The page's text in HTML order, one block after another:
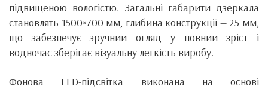
підвищеною вологістю. Загальні габарити дзеркала
становлять 1500×700 мм, глибина конструкції — 25 мм,
що забезпечує зручний огляд у повний зріст і
водночас зберігає візуальну легкість виробу.
Фонова LED-підсвітка виконана на основі